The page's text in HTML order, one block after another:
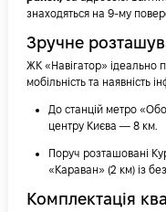
знаходяться на 9-му
Зручне
ЖК «Навігатор» ідеально
мобільність та наявність
До станцій метро
центру Києва — 8 км.
Поруч розташовані
«Караван» (2 км) із
Комплектація